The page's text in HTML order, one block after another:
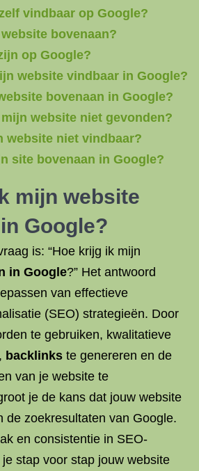
vindbaar op Google?
bovenaan?
op Google?
website vindbaar in Google?
bovenaan in Google?
website niet gevonden?
website niet vindbaar?
site bovenaan in Google?
mijn website
Google?
is: “Hoe krijg ik mijn
in Google?” Het antwoord
van effectieve
(SEO) strategieën. Door
te gebruiken, kwalitatieve
backlinks te genereren en de
van je website te
je de kans dat jouw website
de zoekresultaten van Google.
en consistentie in SEO-
stap voor stap jouw website